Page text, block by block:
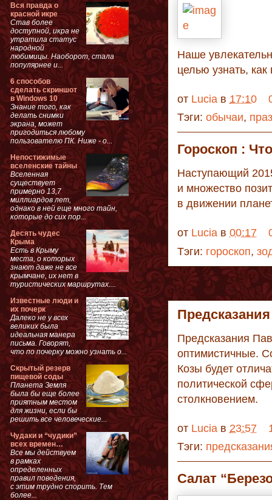
Наше
целью узнать,
от Lucia в 17:10
Тэги: обычаи,
Гороскоп :
Наступающий
и множество
в движении
от Lucia в 00:17
Тэги: гороскоп,
Предсказания
оптимистичные.
Козы будет
политической
столкновением.
от Lucia в 23:57
Тэги:
Салат
Вся правда о
красной икре
Став более
доступной, икра не
утратила статус
народной
любимицы. Наоборот, стала
популярнее и...
6 способов
сделать скриншот
в Windows 10
Знание того, как
делать снимки
экрана, может
пригодиться любому
пользователю ПК. Ниже - о...
Непостижимые
вселенские тайны
Вселенная
существует
примерно 13,7
миллиардов лет,
однако в ней еще много тайн,
которые до сих пор...
Десять чудес
Крыма
Есть в Крыму
места, о которых
знают даже не все
крымчане, их нет в
туристических маршрутах....
Известные люди и
их почерк
Далеко не у всех
великих была
идеальная манера
письма. Говорят,
что по почерку можно узнать о...
Скрытый резерв
пищевой соды
Планета Земля
была бы еще более
приятным местом
для жизни, если бы
решить все человеческие...
Чудаки и “чудики”
всех времен…
Все мы действуем
в рамках
определенных
правил поведения,
с этим трудно спорить. Тем
более...